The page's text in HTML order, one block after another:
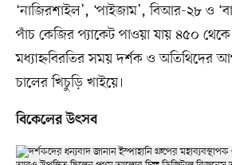
‘নাজিরশাইল’, ‘পাইজাম’, বিআর-২৮ ও
পাঁচ কেজির প্যাকেট পাওয়া যায় ৪৫০
মধ্যাহ্নবিরতির সময় দর্শক ও অতিথিদের
চালের খিচুড়ি খাইয়ে।
বিকেলের উৎসব